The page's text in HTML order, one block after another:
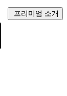
프리미엄 소개